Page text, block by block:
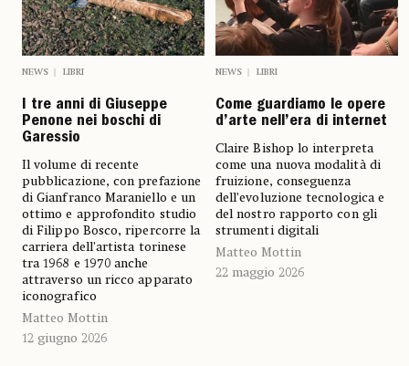
NEWS LIBRI
I tre anni di Giuseppe
Penone nei boschi di
Garessio
Il volume di recente
pubblicazione, con prefazione
di Gianfranco Maraniello e un
ottimo e approfondito studio
di Filippo Bosco, ripercorre la
carriera dell’artista torinese
tra 1968 e 1970 anche
attraverso un ricco apparato
iconografico
Matteo Mottin
12 giugno 2026
NEWS LIBRI
Come guardiamo le opere
d’arte nell’era di internet
Claire Bishop lo interpreta
come una nuova modalità di
fruizione, conseguenza
dell’evoluzione tecnologica e
del nostro rapporto con gli
strumenti digitali
Matteo Mottin
22 maggio 2026